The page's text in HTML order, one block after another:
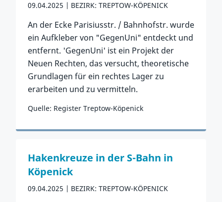
09.04.2025 BEZIRK: TREPTOW-KÖPENICK
An der Ecke Parisiusstr. / Bahnhofstr. wurde
ein Aufkleber von "GegenUni" entdeckt und
entfernt. 'GegenUni' ist ein Projekt der
Neuen Rechten, das versucht, theoretische
Grundlagen für ein rechtes Lager zu
erarbeiten und zu vermitteln.
Quelle: Register Treptow-Köpenick
Zum Vorfall
Hakenkreuze in der S-Bahn in
Köpenick
09.04.2025 BEZIRK: TREPTOW-KÖPENICK